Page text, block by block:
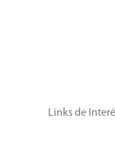
Links de